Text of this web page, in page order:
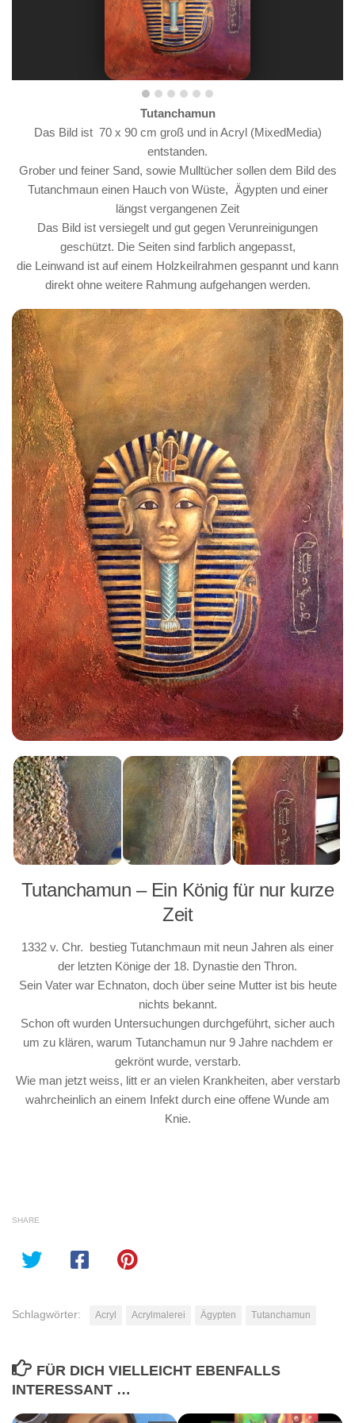
Tutanchamun
Das Bild ist 70 x 90 cm groß und in Acryl (MixedMedia)
entstanden.
Grober und feiner Sand, sowie Mulltücher sollen dem Bild des
Tutanchmaun einen Hauch von Wüste, Ägypten und einer
längst vergangenen Zeit
Das Bild ist versiegelt und gut gegen Verunreinigungen
geschützt. Die Seiten sind farblich angepasst,
die Leinwand ist auf einem Holzkeilrahmen gespannt und kann
direkt ohne weitere Rahmung aufgehangen werden.
Tutanchamun – Ein König für nur kurze
Zeit
1332 v. Chr. bestieg Tutanchmaun mit neun Jahren als einer
der letzten Könige der 18. Dynastie den Thron.
Sein Vater war Echnaton, doch über seine Mutter ist bis heute
nichts bekannt.
Schon oft wurden Untersuchungen durchgeführt, sicher auch
um zu klären, warum Tutanchamun nur 9 Jahre nachdem er
gekrönt wurde, verstarb.
Wie man jetzt weiss, litt er an vielen Krankheiten, aber verstarb
wahrcheinlich an einem Infekt durch eine offene Wunde am
Knie.
SHARE
Schlagwörter: Acryl Acrylmalerei Ägypten Tutanchamun
FÜR DICH VIELLEICHT EBENFALLS
INTERESSANT …